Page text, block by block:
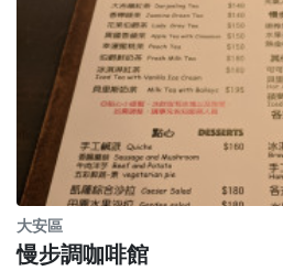
大安區
慢步調咖啡館